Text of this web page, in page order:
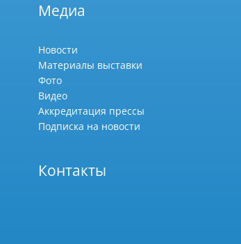
Медиа
Новости
Материалы выставки
Фото
Видео
Аккредитация прессы
Подписка на новости
Контакты